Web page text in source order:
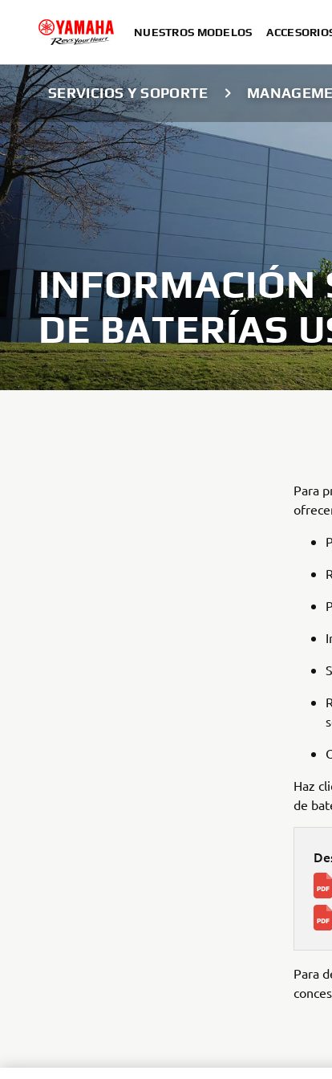
NUESTROS MODELOS
SERVICIOS Y SOPORTE
INFORMACIÓN
DE BATERÍAS
Para
Haz
de
Para